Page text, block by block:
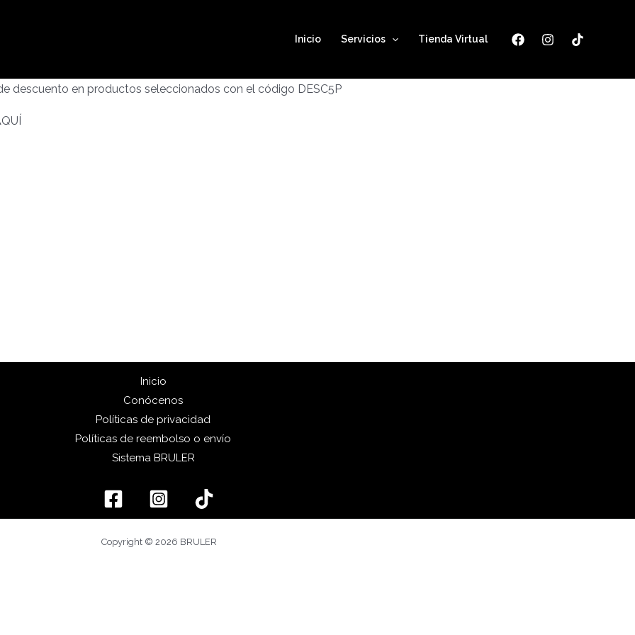
Inicio Servicios Tienda Virtual
descuento en productos seleccionados con el código DESC5P
Inicio
Conócenos
Políticas de privacidad
Políticas de reembolso o envío
Sistema BRULER
Copyright © 2026 BRULER